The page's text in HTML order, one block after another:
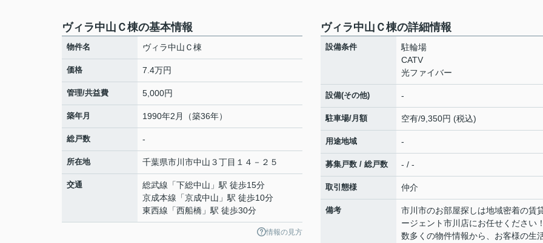
ヴィラ中山Ｃ棟の基本情報
物件名 ヴィラ中山Ｃ棟
価格 7.4万円
管理/共益費 5,000円
築年月 1990年2月（築36年）
総戸数 -
所在地 千葉県市川市中山 ３丁目１４－２５
交通 総武線 「下総中山 」駅 徒歩15分
京成本線 「京成中山 」駅 徒歩10分
東西線 「西船橋 」駅 徒歩30分
情報の見方
ヴィラ中山Ｃ棟の詳細情報
設備条件
駐輪場
CATV
光ファイバー
設備(その他) -
駐車場/月額 空有/9,350円 (税込)
用途地域 -
募集戸数 / 総戸数 - / -
取引態様 仲介
備考
市川市のお部屋探しは地域密着の賃
ージェント市川店にお任せください
数多くの物件情報から、お客様の生